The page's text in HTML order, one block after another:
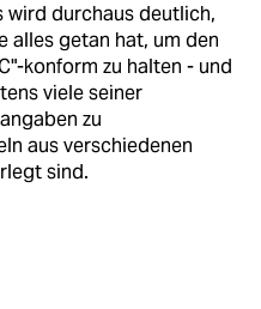
wird durchaus deutlich,
alles getan hat, um den
konform zu halten - und
viele seiner
zu
aus verschiedenen
sind.